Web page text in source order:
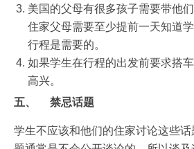
美国的父母有很多孩子需要带他
住家父母需要至少提前一天知道
行程是需要的。
如果学生在行程的出发前要求搭
高兴。
五、
禁忌话题
学生不应该和他们的住家讨论这些